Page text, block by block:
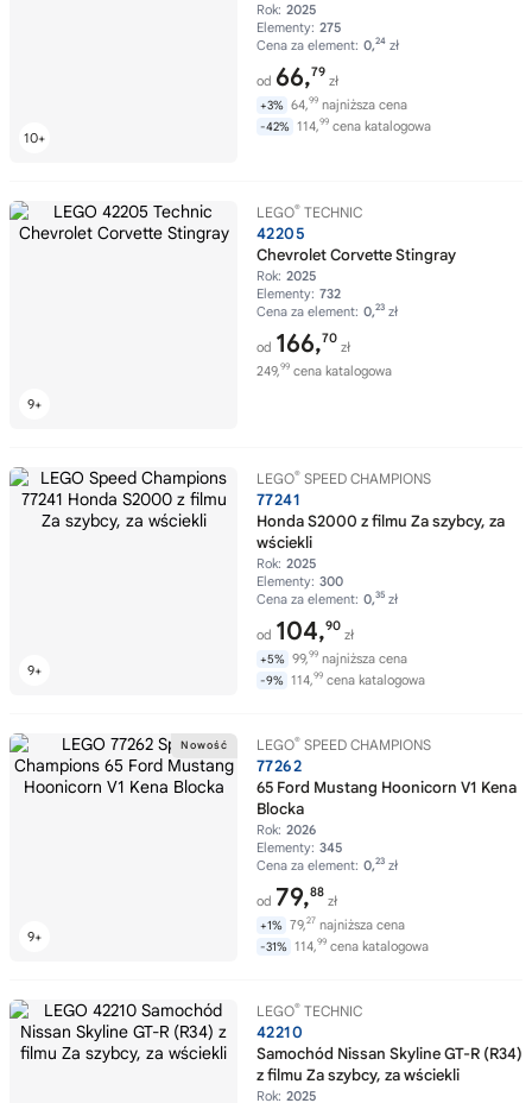
Rok: 2025
Elementy: 275
Cena za element: 0,24 zł
od 66,79
zł
+3% 64,99 najniższa cena
-42% 114,99 cena katalogowa
LEGO® TECHNIC
42205
Chevrolet Corvette Stingray
Rok: 2025
Elementy: 732
Cena za element: 0,23 zł
od 166,70
zł
249,99 cena katalogowa
LEGO® SPEED CHAMPIONS
77241
Honda S2000 z filmu Za szybcy, za
wściekli
Rok: 2025
Elementy: 300
Cena za element: 0,35 zł
od 104,90
zł
+5% 99,99 najniższa cena
-9% 114,99 cena katalogowa
LEGO® SPEED CHAMPIONS
77262
65 Ford Mustang Hoonicorn V1 Kena
Blocka
Rok: 2026
Elementy: 345
Cena za element: 0,23 zł
od 79,88
zł
+1% 79,27 najniższa cena
-31% 114,99 cena katalogowa
LEGO® TECHNIC
42210
Samochód Nissan Skyline GT-R (R34)
z filmu Za szybcy, za wściekli
Rok: 2025